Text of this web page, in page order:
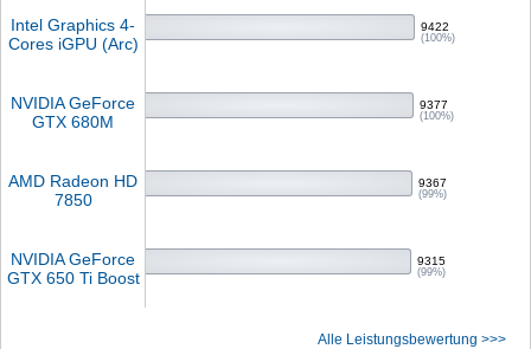
Intel Graphics 4-
Cores iGPU (Arc)
9422
(100%)
NVIDIA GeForce
GTX 680M
9377
(100%)
AMD Radeon HD
7850
9367
(99%)
NVIDIA GeForce
GTX 650 Ti Boost
9315
(99%)
Alle Leistungsbewertung >>>